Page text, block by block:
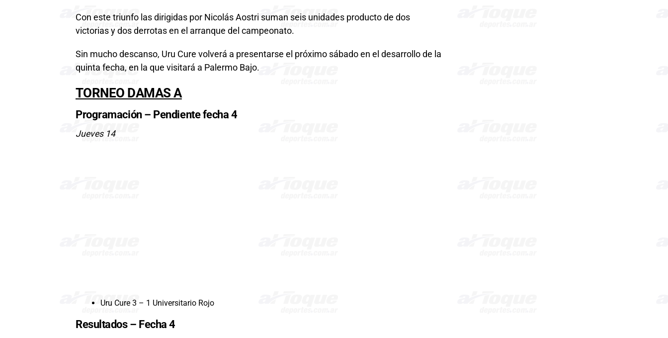
Con este triunfo las dirigidas por Nicolás Aostri suman seis unidades producto de dos
victorias y dos derrotas en el arranque del campeonato.
Sin mucho descanso, Uru Cure volverá a presentarse el próximo sábado en el desarrollo de la
quinta fecha, en la que visitará a Palermo Bajo.
TORNEO DAMAS A
Programación – Pendiente fecha 4
Jueves 14
Uru Cure 3 – 1 Universitario Rojo
Resultados – Fecha 4